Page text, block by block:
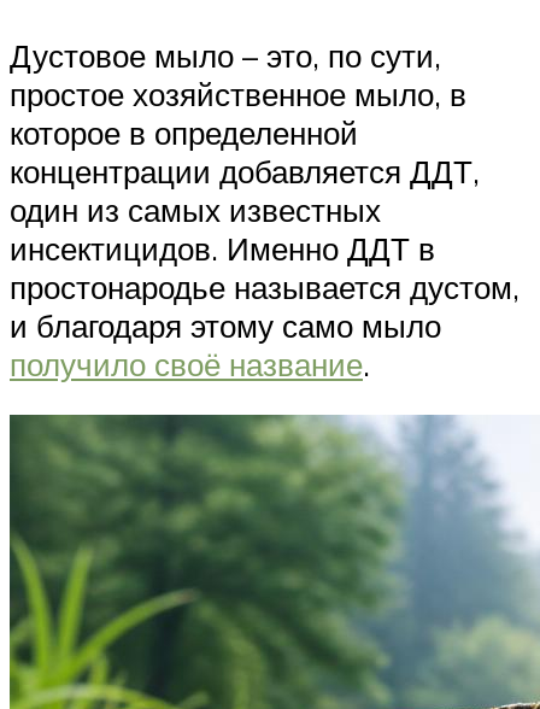
Дустовое мыло – это, по сути,
простое хозяйственное мыло, в
которое в определенной
концентрации добавляется ДДТ,
один из самых известных
инсектицидов. Именно ДДТ в
простонародье называется дустом,
и благодаря этому само мыло
получило своё название.